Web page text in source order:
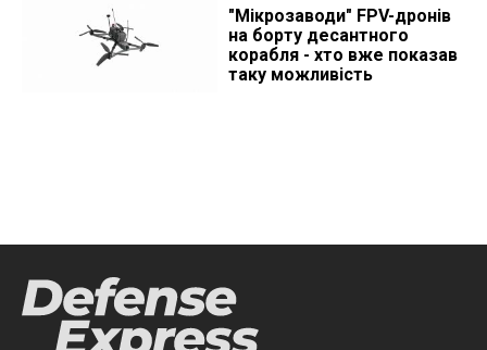
"Мікрозаводи" FPV-дронів
на борту десантного
корабля - хто вже показав
таку можливість